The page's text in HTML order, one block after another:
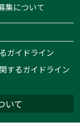
集について
ガイドライン
するガイドライン
いて